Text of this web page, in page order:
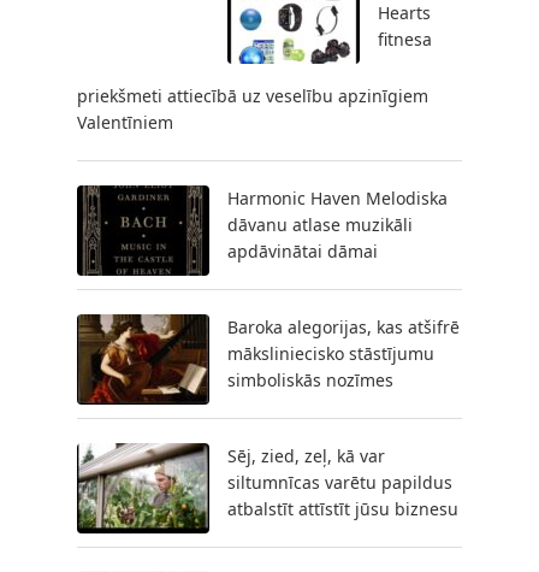
Hearts
fitnesa
priekšmeti attiecībā uz veselību apzinīgiem
Valentīniem
Harmonic Haven Melodiska
dāvanu atlase muzikāli
apdāvinātai dāmai
Baroka alegorijas, kas atšifrē
māksliniecisko stāstījumu
simboliskās nozīmes
Sēj, zied, zeļ, kā var
siltumnīcas varētu papildus
atbalstīt attīstīt jūsu biznesu